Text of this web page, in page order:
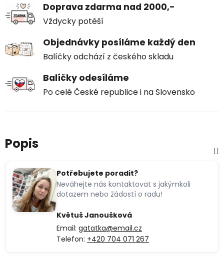
Doprava zdarma nad 2000,-
Vždycky potěší
Objednávky posíláme každý den
Balíčky odchází z českého skladu
Balíčky odesíláme
Po celé České republice i na Slovensko
Popis
Potřebujete poradit?
Neváhejte nás kontaktovat s jakýmkoli
dotazem nebo žádostí o radu!
Květuš Janoušková
Email: gatatka@email.cz
Telefon: +420 704 071 267